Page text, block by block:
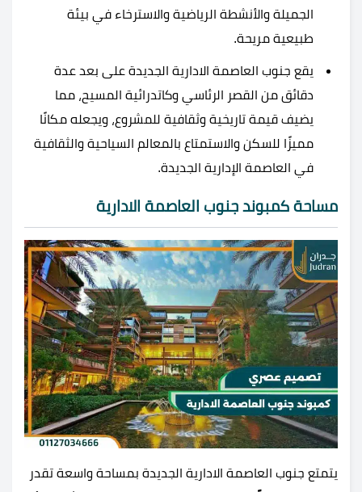
الجميلة والأنشطة الرياضية والاسترخاء في بيئة
طبيعية مريحة.
يقع جنوب العاصمة الادارية الجديدة على بعد عدة
دقائق من القصر الرئاسي وكاتدرائية المسيح، مما
يضيف قيمة تاريخية وثقافية للمشروع، ويجعله مكانًا
مميزًا للسكن والاستمتاع بالمعالم السياحية والثقافية
في العاصمة الإدارية الجديدة.
مساحة كمبوند جنوب العاصمة الادارية
يتمتع جنوب العاصمة الادارية الجديدة بمساحة واسعة تقدر